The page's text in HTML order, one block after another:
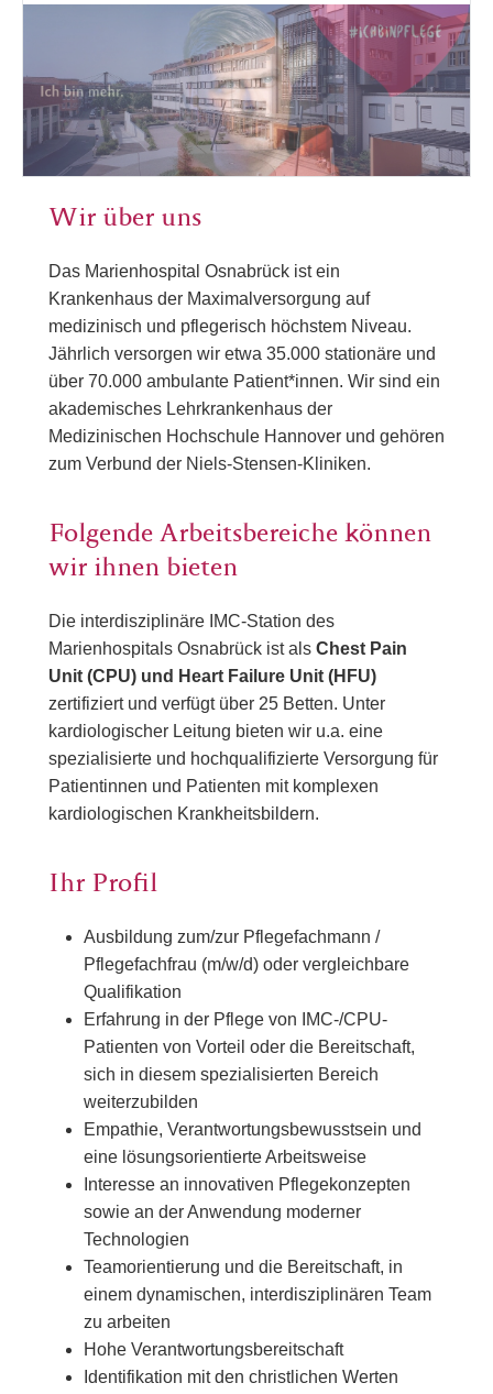
Wir über uns
Das Marienhospital Osnabrück ist ein
Krankenhaus der Maximalversorgung auf
medizinisch und pflegerisch höchstem Niveau.
Jährlich versorgen wir etwa 35.000 stationäre und
über 70.000 ambulante Patient*innen. Wir sind ein
akademisches Lehrkrankenhaus der
Medizinischen Hochschule Hannover und gehören
zum Verbund der Niels-Stensen-Kliniken.
Folgende Arbeitsbereiche können
wir ihnen bieten
Die interdisziplinäre IMC-Station des
Marienhospitals Osnabrück ist als Chest Pain
Unit (CPU) und Heart Failure Unit (HFU)
zertifiziert und verfügt über 25 Betten. Unter
kardiologischer Leitung bieten wir u.a. eine
spezialisierte und hochqualifizierte Versorgung für
Patientinnen und Patienten mit komplexen
kardiologischen Krankheitsbildern.
Ihr Profil
Ausbildung zum/zur Pflegefachmann /
Pflegefachfrau (m/w/d) oder vergleichbare
Qualifikation
Erfahrung in der Pflege von IMC-/CPU-
Patienten von Vorteil oder die Bereitschaft,
sich in diesem spezialisierten Bereich
weiterzubilden
Empathie, Verantwortungsbewusstsein und
eine lösungsorientierte Arbeitsweise
Interesse an innovativen Pflegekonzepten
sowie an der Anwendung moderner
Technologien
Teamorientierung und die Bereitschaft, in
einem dynamischen, interdisziplinären Team
zu arbeiten
Hohe Verantwortungsbereitschaft
Identifikation mit den christlichen Werten